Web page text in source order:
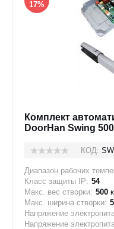
17%
Комплект
DoorHan Swing
КОД:
Диапазон рабочих
Класс защиты IP: 54
Макс. вес створки: 500
Макс. ширина створки: 5
Напряжение
Напряжение